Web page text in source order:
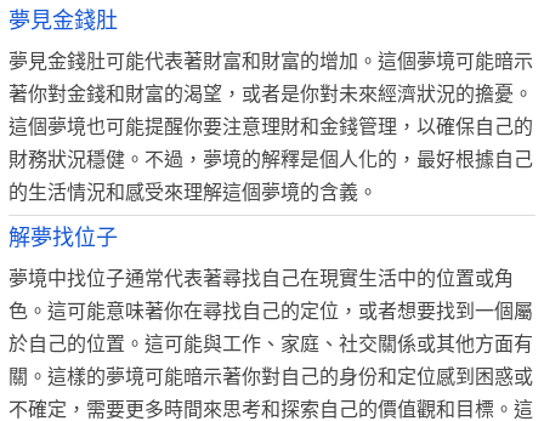
夢見金錢肚
夢見金錢肚可能代表著財富和財富的增加。這個夢境可能暗示
著你對金錢和財富的渴望，或者是你對未來經濟狀況的擔憂。
這個夢境也可能提醒你要注意理財和金錢管理，以確保自己的
財務狀況穩健。不過，夢境的解釋是個人化的，最好根據自己
的生活情況和感受來理解這個夢境的含義。
解夢找位子
夢境中找位子通常代表著尋找自己在現實生活中的位置或角
色。這可能意味著你在尋找自己的定位，或者想要找到一個屬
於自己的位置。這可能與工作、家庭、社交關係或其他方面有
關。這樣的夢境可能暗示著你對自己的身份和定位感到困惑或
不確定，需要更多時間來思考和探索自己的價值觀和目標。這